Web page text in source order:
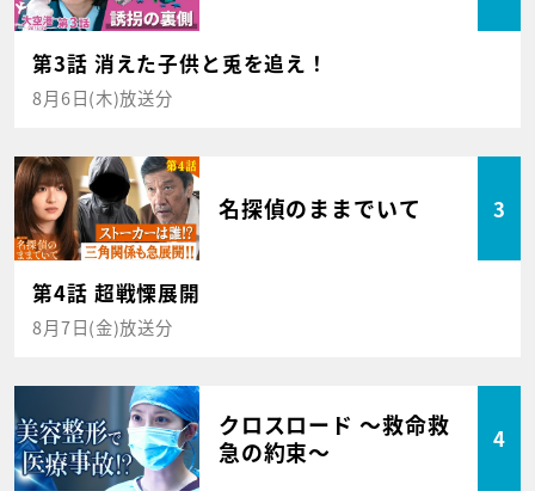
第3話 消えた子供と兎を追え！
8月6日(木)放送分
名探偵のままでいて 3
第4話 超戦慄展開
8月7日(金)放送分
クロスロード ～救命救
急の約束～
4